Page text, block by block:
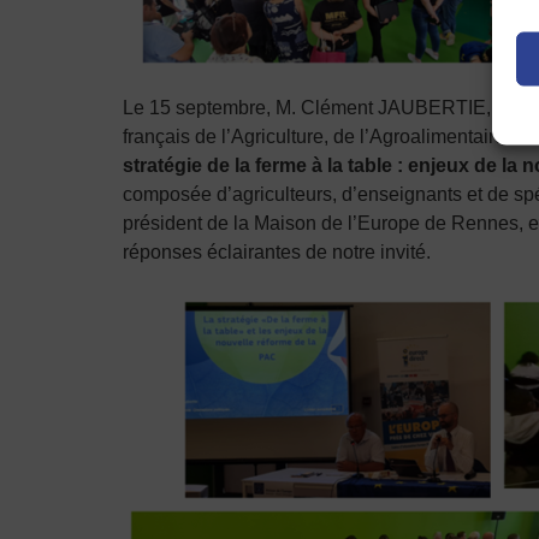
Le 15 septembre, M. Clément JAUBERTIE,
français de l’Agriculture, de l’Agroalimentaire
stratégie de la ferme à la table : enjeux de la
composée d’agriculteurs, d’enseignants et de
président de la Maison de l’Europe de Rennes,
réponses éclairantes de notre invité.